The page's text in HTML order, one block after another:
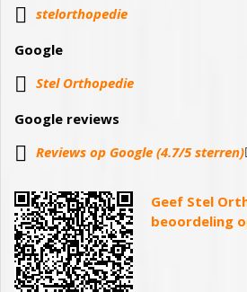
stelorthopedie
Google
Stel Orthopedie
Google reviews
Reviews op Google (4.7/5 sterren)
Geef Stel
beoordeling